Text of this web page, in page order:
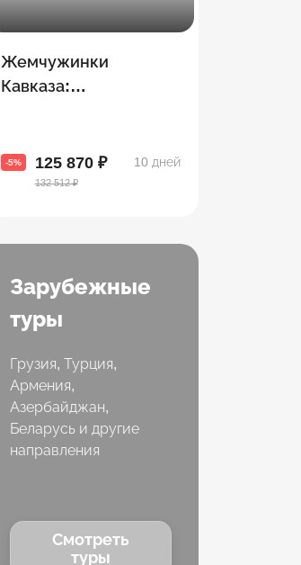
Жемчужинки
Кавказа:
-5% 125 870 ₽
132 512 ₽
10 дней
Зарубежные
туры
Грузия, Турция,
Армения,
Азербайджан,
Беларусь и другие
направления
Смотреть
туры